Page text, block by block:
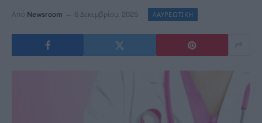
Από Newsroom 6 Δεκεμβρίου, 2025 ΛΑΥΡΕΩΤΙΚΗ